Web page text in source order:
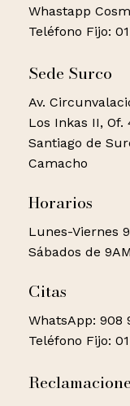
Whastapp
Teléfono Fijo:
Sede Surco
Av.
Los Inkas II, Of.
Santiago de
Camacho
Horarios
Lunes-Viernes
Sábados de
Citas
WhatsApp: 908
Teléfono Fijo: